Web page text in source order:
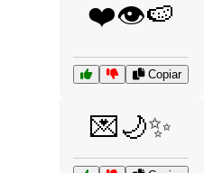
❤️👁️🍉
Copiar
💌🌙✨